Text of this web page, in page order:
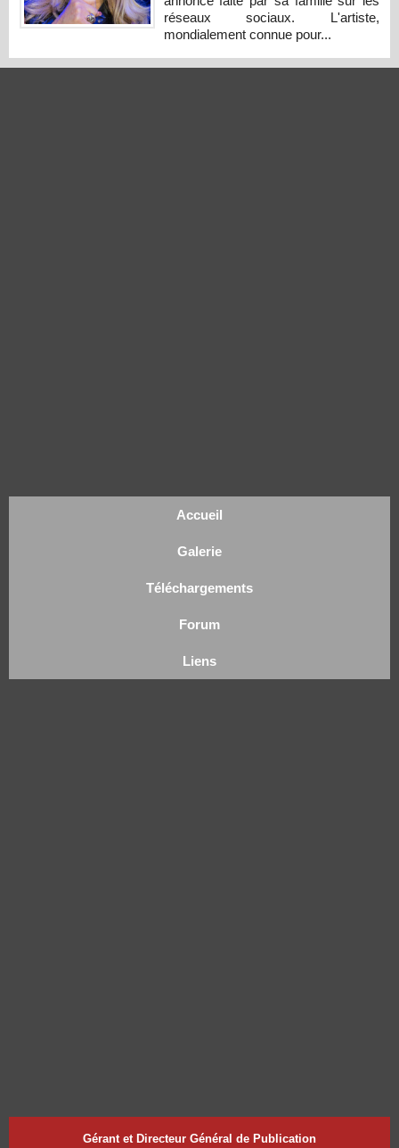
réseaux sociaux. L'artiste,
mondialement connue pour...
Accueil
Galerie
Téléchargements
Forum
Liens
Gérant et Directeur Général de Publication